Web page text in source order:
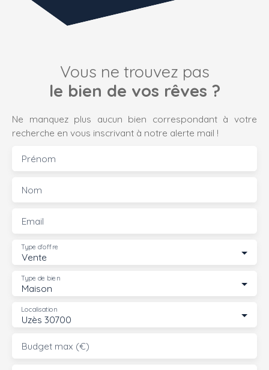
Vous ne trouvez pas
le bien de vos rêves ?
Ne manquez plus aucun bien correspondant à votre
recherche en vous inscrivant à notre alerte mail !
Prénom
Nom
Email
Vente
Type d'offre
Maison
Type de bien
Uzès 30700
Localisation
Budget max (€)